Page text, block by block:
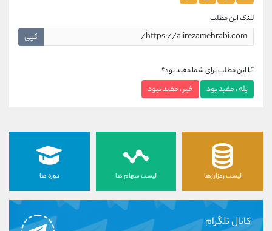
لینک این مطلب
کپی
آیا این مطلب برای شما مفید بود؟
بله ، مفید بود خیر ، مفید نبود
لیست رمزارزها لیست سهام ها دوره ها
کانال تلگرام